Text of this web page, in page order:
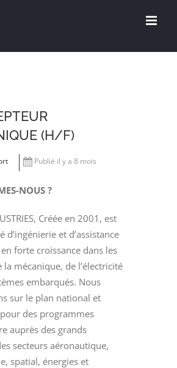
(H/F)
Publié il y a 8 mois
NOUS ?
Créée en 2001, est
d’ingénierie et d’assistance
forte croissance dans les
la mécanique, de l’électricité
embarqués. Nous
sur le plan national et
des programmes
auprès des grands
secteurs aéronautique,
spatial, énergies et